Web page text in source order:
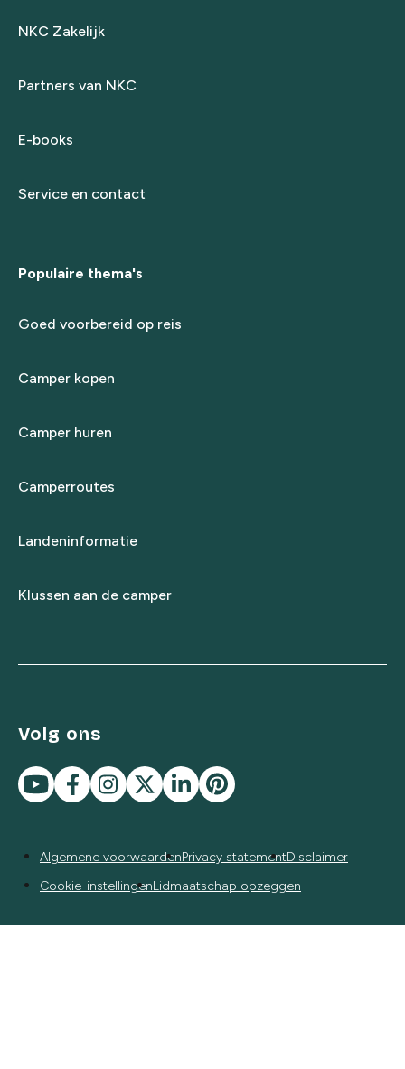
NKC Zakelijk
Partners van NKC
E-books
Service en contact
Populaire thema's
Goed voorbereid op reis
Camper kopen
Camper huren
Camperroutes
Landeninformatie
Klussen aan de camper
Volg ons
Algemene voorwaardenPrivacy statementDisclaimer
Cookie-instellingenLidmaatschap opzeggen